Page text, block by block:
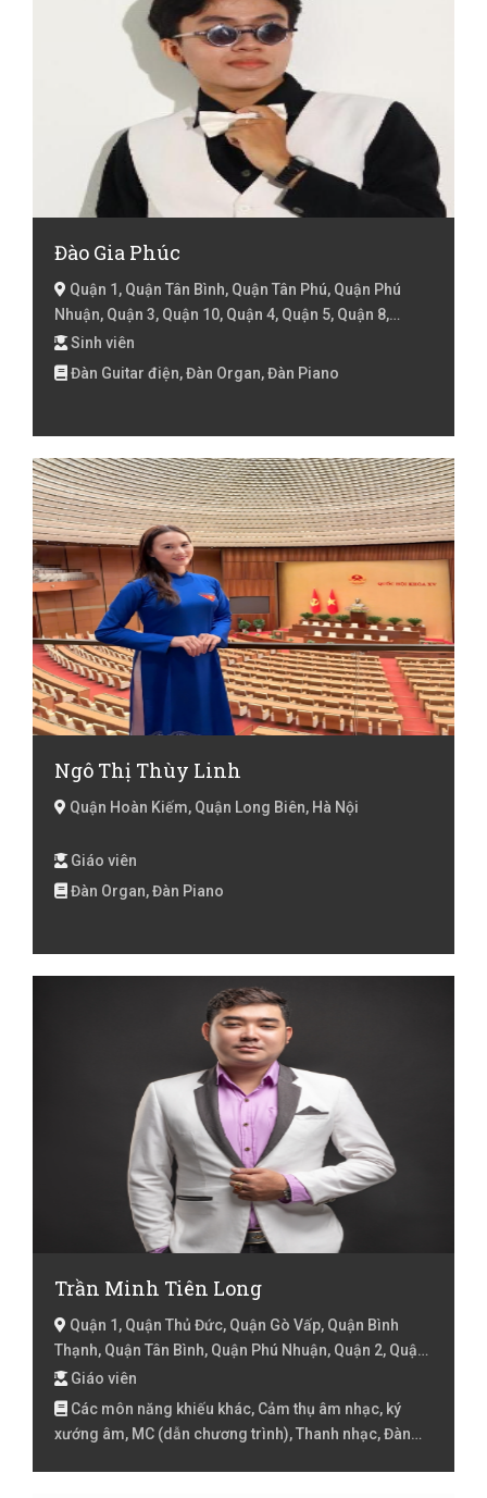
Đào Gia Phúc
Quận 1, Quận Tân Bình, Quận Tân Phú, Quận Phú
Nhuận, Quận 3, Quận 10, Quận 4, Quận 5, Quận 8,
Huyện Bình Chánh, Hồ Chí Minh
Sinh viên
Đàn Guitar điện, Đàn Organ, Đàn Piano
Ngô Thị Thùy Linh
Quận Hoàn Kiếm, Quận Long Biên, Hà Nội
Giáo viên
Đàn Organ, Đàn Piano
Trần Minh Tiên Long
Quận 1, Quận Thủ Đức, Quận Gò Vấp, Quận Bình
Thạnh, Quận Tân Bình, Quận Phú Nhuận, Quận 2, Quận
3, Hồ Chí Minh
Giáo viên
Các môn năng khiếu khác, Cảm thụ âm nhạc, ký
xướng âm, MC (dẫn chương trình), Thanh nhạc, Đàn